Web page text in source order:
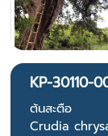
KP-30110-
ต้นสะตือ
Crudia